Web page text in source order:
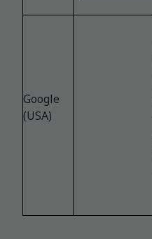
Google
(USA)